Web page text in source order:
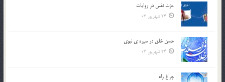
عزت نفس در روايات
24 شهریور 03
حسن خلق در سيره ي نبوي
24 شهریور 03
چراغ راه